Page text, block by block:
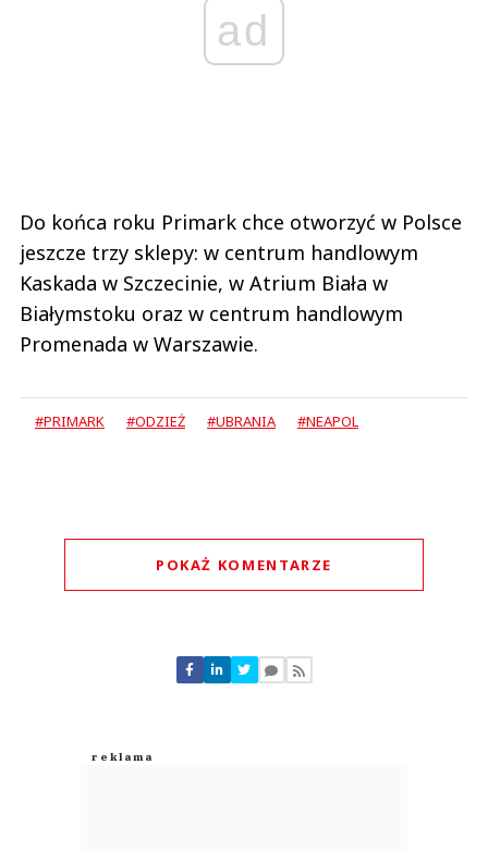
ad
Do końca roku Primark chce otworzyć w Polsce
jeszcze trzy sklepy: w centrum handlowym
Kaskada w Szczecinie, w Atrium Biała w
Białymstoku oraz w centrum handlowym
Promenada w Warszawie.
#PRIMARK #ODZIEŻ #UBRANIA #NEAPOL
POKAŻ KOMENTARZE